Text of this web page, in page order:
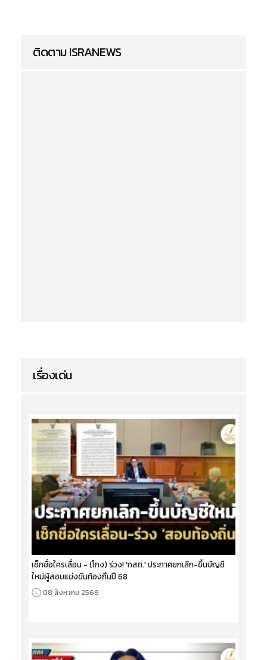
ติดตาม ISRANEWS
เรื่องเด่น
เช็กชื่อใครเลื่อน - (โกง) ร่วง! 'กสถ.' ประกาศยกเลิก-ขึ้นบัญชี
ใหม่ผู้สอบแข่งขันท้องถิ่นปี 68
08 สิงหาคม 2569